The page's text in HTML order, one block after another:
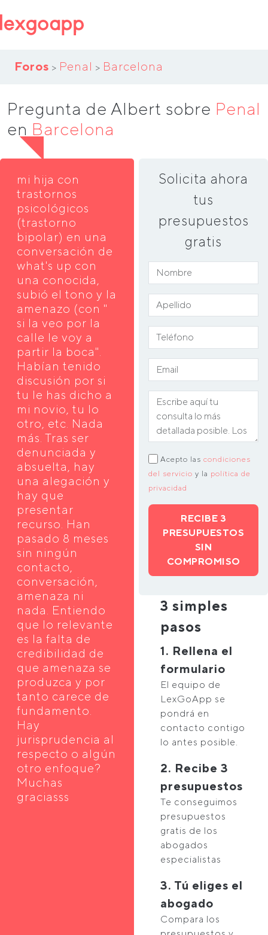
Foros > Penal > Barcelona
Pregunta de Albert sobre Penal
en Barcelona
mi hija con
trastornos
psicológicos
(trastorno
bipolar) en una
conversación de
what's up con
una conocida,
subió el tono y la
amenazo (con "
si la veo por la
calle le voy a
partir la boca".
Habían tenido
discusión por si
tu le has dicho a
mi novio, tu lo
otro, etc. Nada
más. Tras ser
denunciada y
absuelta, hay
una alegación y
hay que
presentar
recurso. Han
pasado 8 meses
sin ningún
contacto,
conversación,
amenaza ni
nada. Entiendo
que lo relevante
es la falta de
credibilidad de
que amenaza se
produzca y por
tanto carece de
fundamento.
Hay
jurisprudencia al
respecto o algún
otro enfoque?
Muchas
graciasss
Solicita ahora
tus
presupuestos
gratis
Acepto las condiciones
del servicio y la política de
privacidad
RECIBE 3
PRESUPUESTOS
SIN
COMPROMISO
3 simples
pasos
1. Rellena el
formulario
El equipo de
LexGoApp se
pondrá en
contacto contigo
lo antes posible.
2. Recibe 3
presupuestos
Te conseguimos
presupuestos
gratis de los
abogados
especialistas
3. Tú eliges el
abogado
Compara los